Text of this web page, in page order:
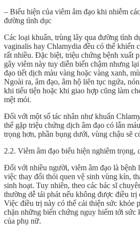
– Biểu hiện của viêm âm đạo khi nhiễm
đường tình dục
Các loại khuẩn, trùng lây qua đường tình
vaginalis hay Chlamydia đều có thể khiến
rất nhiều. Đặc biệt, triệu chứng bệnh xuất
gây viêm này tuy diễn biến chậm nhưng
đạo tiết dịch màu vàng hoặc vàng xanh,
Ngoài ra, âm đạo, âm hộ liên tục ngứa,
khi tiểu tiện hoặc khi giao hợp cũng làm
mệt mỏi.
Đối với một số tác nhân như khuẩn
thể gặp triệu chứng dịch âm đạo có lẫn
trọng hơn, phần bụng dưới, vùng chậu sẽ
2.2. Viêm âm đạo biểu hiện nghiêm trọng,
Đối với nhiều người, viêm âm đạo là bệnh
việc thay đổi thói quen vệ sinh vùng kín,
sinh hoạt. Tuy nhiên, theo các bác sĩ
thường dễ tái phát nếu không được điều trị
Việc điều trị này có thể cải thiện sức khỏe
chặn những biến chứng nguy hiểm tới sức
của phụ nữ.